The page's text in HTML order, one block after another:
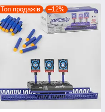
Топ продажів –12%